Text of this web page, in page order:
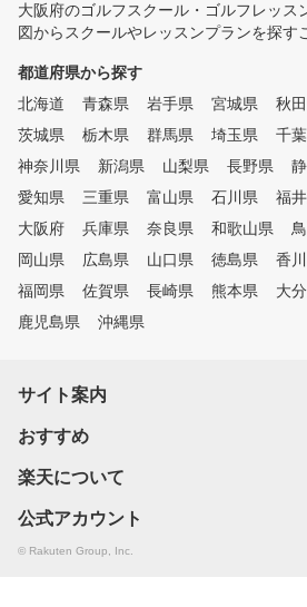
大阪府のゴルフスクール・ゴルフレッス
図からスクールやレッスンプランを探す
都道府県から探す
北海道
青森県 岩手県 宮城県 秋
茨城県
栃木県 群馬県 埼玉県 千
神奈川県
新潟県 山梨県 長野県
愛知県
三重県 富山県 石川県 福
大阪府
兵庫県 奈良県 和歌山県
岡山県
広島県 山口県 徳島県 香
福岡県
佐賀県 長崎県 熊本県 大
鹿児島県
沖縄県
サイト案内
おすすめ
楽天について
公式アカウント
© Rakuten Group, Inc.